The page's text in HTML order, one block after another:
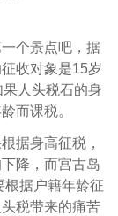
个景点吧，据
收对象是15岁
人头税石的身
而课税。
据身高征税，
降，而宫古岛
根据户籍年龄征
税带来的痛苦